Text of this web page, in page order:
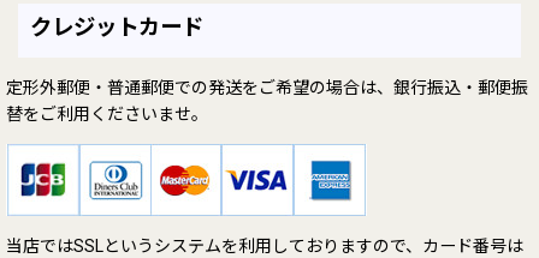
クレジットカード
定形外郵便・普通郵便での発送をご希望の場合は、銀行振込・郵便振
替をご利用くださいませ。
当店ではSSLというシステムを利用しておりますので、カード番号は